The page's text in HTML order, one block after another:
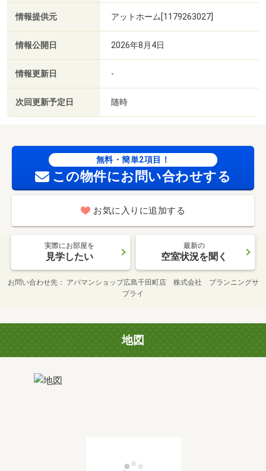
情報提供元 アットホーム[1179263027]
情報公開日 2026年8月4日
情報更新日 -
次回更新予定日 随時
無料・簡単2項目！
この物件にお問い合わせする
お気に入りに追加する
実際にお部屋を
見学したい
最新の
空室状況を聞く
お問い合わせ先
アパマンショップ広島千田町店 株式会社 プランニングサ
プライ
地図